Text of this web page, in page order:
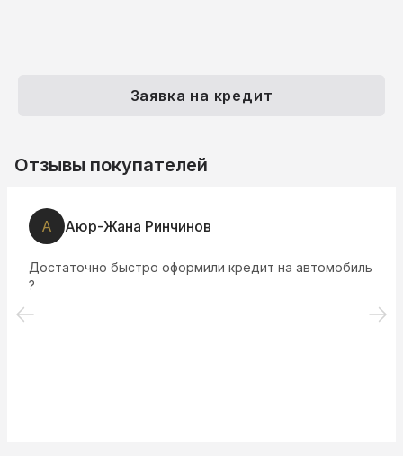
Заявка на кредит
Отзывы покупателей
А Аюр-Жана Ринчинов
Достаточно быстро оформили кредит на автомобиль
?